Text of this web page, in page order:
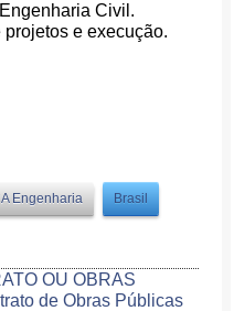
Civil.
e execução.
Engenharia Brasil
OU OBRAS
de Obras Públicas